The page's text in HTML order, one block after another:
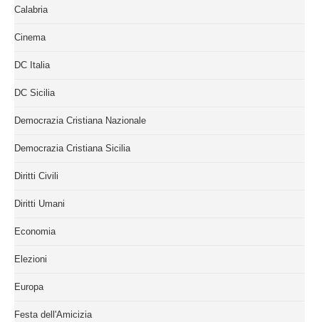
Calabria
Cinema
DC Italia
DC Sicilia
Democrazia Cristiana Nazionale
Democrazia Cristiana Sicilia
Diritti Civili
Diritti Umani
Economia
Elezioni
Europa
Festa dell'Amicizia